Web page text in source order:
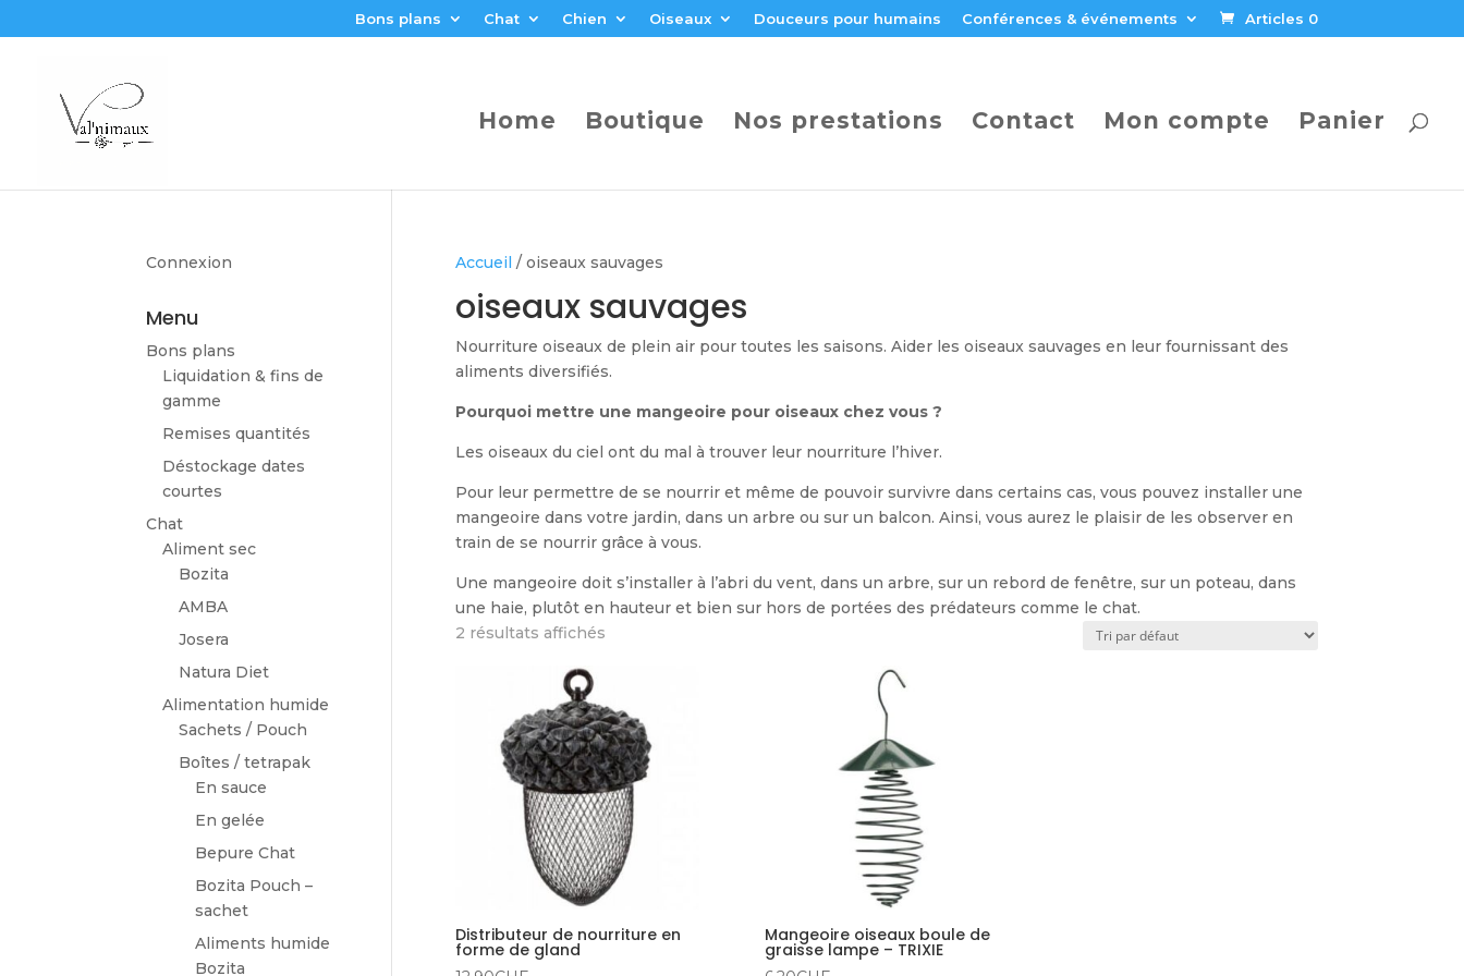
Bons plans Chat Chien Oiseaux Douceurs pour humains Conférences & événements Articles 0
Home Boutique Nos prestations Contact Mon compte Panier
Accueil / oiseaux sauvages
oiseaux sauvages
Nourriture oiseaux de plein air pour toutes les saisons. Aider les oiseaux sauvages en leur fournissant des
aliments diversifiés.
Pourquoi mettre une mangeoire pour oiseaux chez vous ?
Les oiseaux du ciel ont du mal à trouver leur nourriture l’hiver.
Pour leur permettre de se nourrir et même de pouvoir survivre dans certains cas, vous pouvez installer une
mangeoire dans votre jardin, dans un arbre ou sur un balcon. Ainsi, vous aurez le plaisir de les observer en
train de se nourrir grâce à vous.
Une mangeoire doit s’installer à l’abri du vent, dans un arbre, sur un rebord de fenêtre, sur un poteau, dans
une haie, plutôt en hauteur et bien sur hors de portées des prédateurs comme le chat.
2 résultats affichés
Distributeur de nourriture en
forme de gland
Mangeoire oiseaux boule de
graisse lampe – TRIXIE
Connexion
Menu
Bons plans
Liquidation & fins de
gamme
Remises quantités
Déstockage dates
courtes
Chat
Aliment sec
Bozita
AMBA
Josera
Natura Diet
Alimentation humide
Sachets / Pouch
Boîtes / tetrapak
En sauce
En gelée
Bepure Chat
Bozita Pouch –
sachet
Aliments humide
Bozita